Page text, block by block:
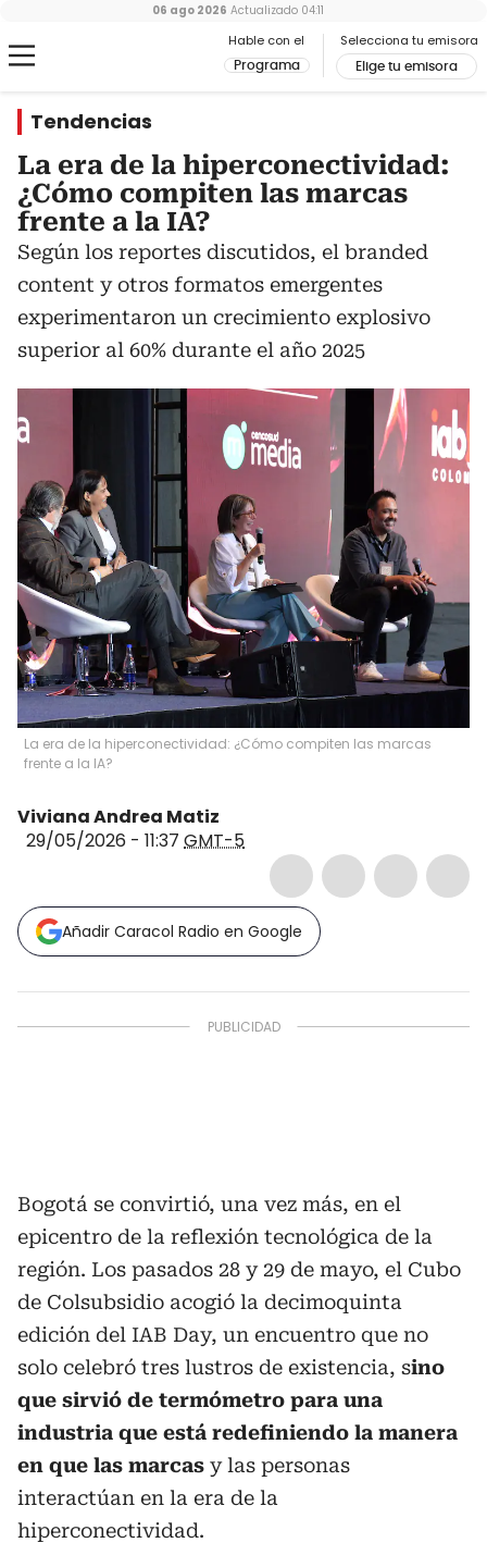
Hable con el
Programa
Selecciona tu emisora
Elige tu emisora
06 ago 2026 Actualizado 04:11
Tendencias
La era de la hiperconectividad:
¿Cómo compiten las marcas
frente a la IA?
Según los reportes discutidos, el branded
content y otros formatos emergentes
experimentaron un crecimiento explosivo
superior al 60% durante el año 2025
La era de la hiperconectividad: ¿Cómo compiten las marcas
frente a la IA?
Viviana Andrea Matiz
29/05/2026 - 11:37 GMT-5
Añadir Caracol Radio en Google
Bogotá se convirtió, una vez más, en el
epicentro de la reflexión tecnológica de la
región. Los pasados 28 y 29 de mayo, el Cubo
de Colsubsidio acogió la decimoquinta
edición del IAB Day, un encuentro que no
solo celebró tres lustros de existencia, sino
que sirvió de termómetro para una
industria que está redefiniendo la manera
en que las marcas y las personas
interactúan en la era de la
hiperconectividad.